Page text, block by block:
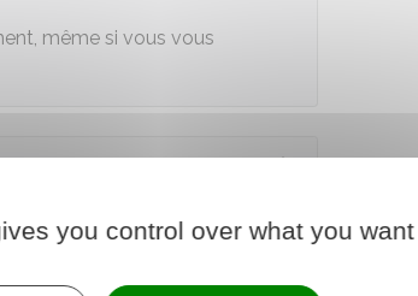
même si vous vous
you control over what you